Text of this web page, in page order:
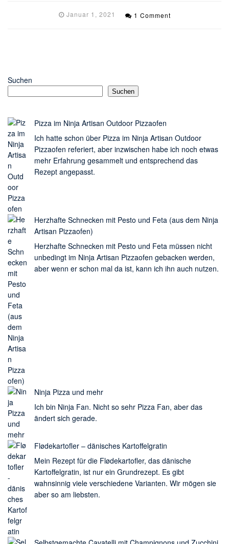
Januar 1, 2021 1 Comment
Suchen
Suchen
Pizza im Ninja Artisan Outdoor Pizzaofen
Ich hatte schon über Pizza im Ninja Artisan Outdoor
Pizzaofen referiert, aber inzwischen habe ich noch etwas
mehr Erfahrung gesammelt und entsprechend das
Rezept angepasst.
Herzhafte Schnecken mit Pesto und Feta (aus dem Ninja
Artisan Pizzaofen)
Herzhafte Schnecken mit Pesto und Feta müssen nicht
unbedingt im Ninja Artisan Pizzaofen gebacken werden,
aber wenn er schon mal da ist, kann ich ihn auch nutzen.
Ninja Pizza und mehr
Ich bin Ninja Fan. Nicht so sehr Pizza Fan, aber das
ändert sich gerade.
Flødekartofler – dänisches Kartoffelgratin
Mein Rezept für die Flødekartofler, das dänische
Kartoffelgratin, ist nur ein Grundrezept. Es gibt
wahnsinnig viele verschiedene Varianten. Wir mögen sie
aber so am liebsten.